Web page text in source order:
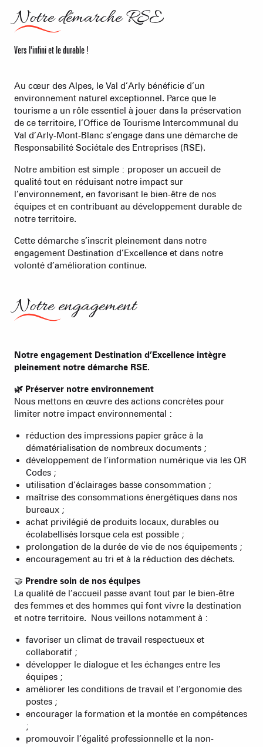
Notre démarche RSE
Vers l'infini et le durable !
Au cœur des Alpes, le Val d’Arly bénéficie d’un
environnement naturel exceptionnel. Parce que le
tourisme a un rôle essentiel à jouer dans la préservation
de ce territoire, l’Office de Tourisme Intercommunal du
Val d’Arly-Mont-Blanc s’engage dans une démarche de
Responsabilité Sociétale des Entreprises (RSE).
Notre ambition est simple : proposer un accueil de
qualité tout en réduisant notre impact sur
l’environnement, en favorisant le bien-être de nos
équipes et en contribuant au développement durable de
notre territoire.
Cette démarche s’inscrit pleinement dans notre
engagement Destination d’Excellence et dans notre
volonté d’amélioration continue.
Notre engagement
Notre engagement Destination d’Excellence intègre
pleinement notre démarche RSE.
🌿 Préserver notre environnement
Nous mettons en œuvre des actions concrètes pour
limiter notre impact environnemental :
réduction des impressions papier grâce à la
dématérialisation de nombreux documents ;
développement de l’information numérique via les QR
Codes ;
utilisation d’éclairages basse consommation ;
maîtrise des consommations énergétiques dans nos
bureaux ;
achat privilégié de produits locaux, durables ou
écolabellisés lorsque cela est possible ;
prolongation de la durée de vie de nos équipements ;
encouragement au tri et à la réduction des déchets.
🤝 Prendre soin de nos équipes
La qualité de l’accueil passe avant tout par le bien-être
des femmes et des hommes qui font vivre la destination
et notre territoire. Nous veillons notamment à :
favoriser un climat de travail respectueux et
collaboratif ;
développer le dialogue et les échanges entre les
équipes ;
améliorer les conditions de travail et l’ergonomie des
postes ;
encourager la formation et la montée en compétences
;
promouvoir l’égalité professionnelle et la non-